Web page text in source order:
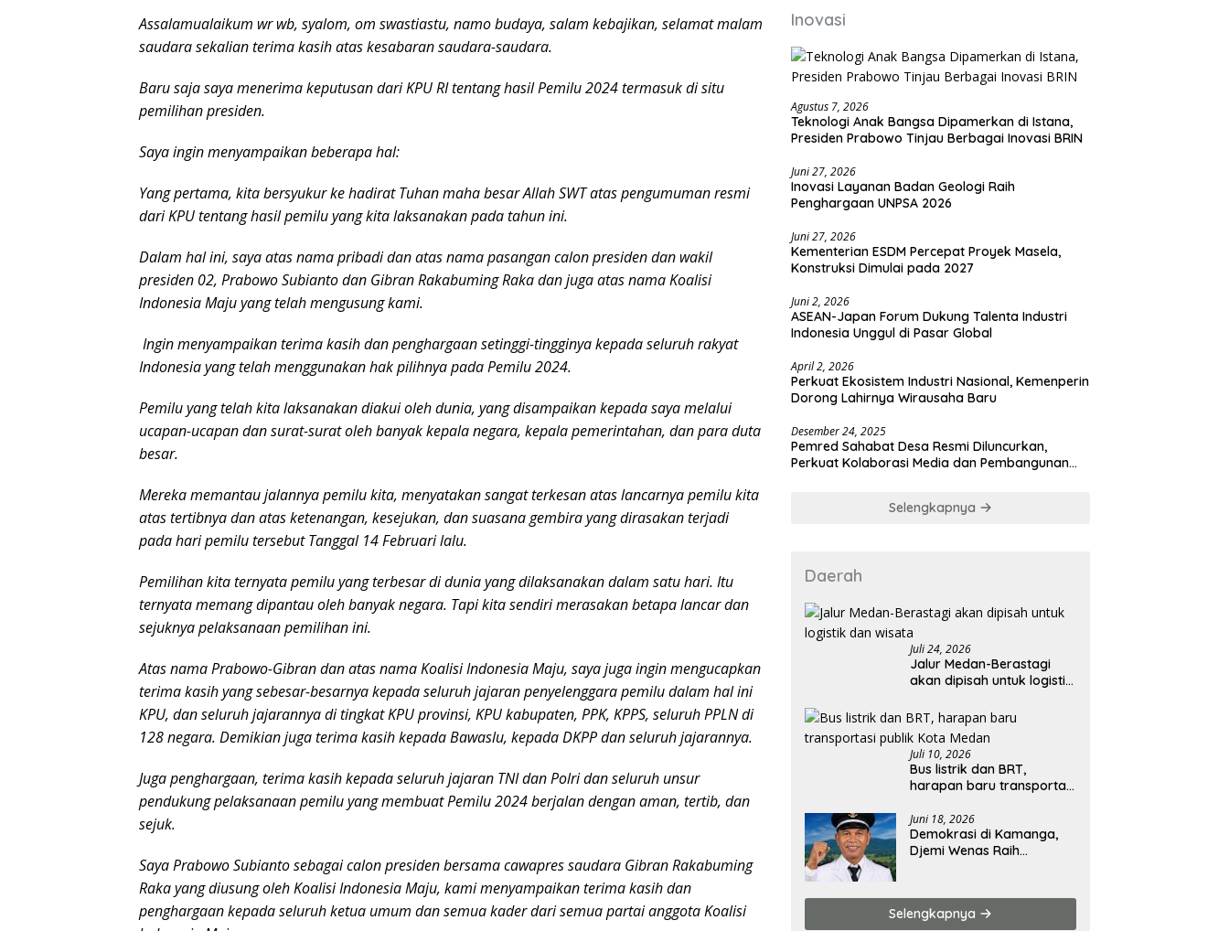
Assalamualaikum wr wb, syalom, om swastiastu, namo budaya, salam kebajikan, selamat malam
saudara sekalian terima kasih atas kesabaran saudara-saudara.
Baru saja saya menerima keputusan dari KPU RI tentang hasil Pemilu 2024 termasuk di situ
pemilihan presiden.
Saya ingin menyampaikan beberapa hal:
Yang pertama, kita bersyukur ke hadirat Tuhan maha besar Allah SWT atas pengumuman resmi
dari KPU tentang hasil pemilu yang kita laksanakan pada tahun ini.
Dalam hal ini, saya atas nama pribadi dan atas nama pasangan calon presiden dan wakil
presiden 02, Prabowo Subianto dan Gibran Rakabuming Raka dan juga atas nama Koalisi
Indonesia Maju yang telah mengusung kami.
Ingin menyampaikan terima kasih dan penghargaan setinggi-tingginya kepada seluruh rakyat
Indonesia yang telah menggunakan hak pilihnya pada Pemilu 2024.
Pemilu yang telah kita laksanakan diakui oleh dunia, yang disampaikan kepada saya melalui
ucapan-ucapan dan surat-surat oleh banyak kepala negara, kepala pemerintahan, dan para duta
besar.
Mereka memantau jalannya pemilu kita, menyatakan sangat terkesan atas lancarnya pemilu kita
atas tertibnya dan atas ketenangan, kesejukan, dan suasana gembira yang dirasakan terjadi
pada hari pemilu tersebut Tanggal 14 Februari lalu.
Pemilihan kita ternyata pemilu yang terbesar di dunia yang dilaksanakan dalam satu hari. Itu
ternyata memang dipantau oleh banyak negara. Tapi kita sendiri merasakan betapa lancar dan
sejuknya pelaksanaan pemilihan ini.
Atas nama Prabowo-Gibran dan atas nama Koalisi Indonesia Maju, saya juga ingin mengucapkan
terima kasih yang sebesar-besarnya kepada seluruh jajaran penyelenggara pemilu dalam hal ini
KPU, dan seluruh jajarannya di tingkat KPU provinsi, KPU kabupaten, PPK, KPPS, seluruh PPLN di
128 negara. Demikian juga terima kasih kepada Bawaslu, kepada DKPP dan seluruh jajarannya.
Juga penghargaan, terima kasih kepada seluruh jajaran TNI dan Polri dan seluruh unsur
pendukung pelaksanaan pemilu yang membuat Pemilu 2024 berjalan dengan aman, tertib, dan
sejuk.
Saya Prabowo Subianto sebagai calon presiden bersama cawapres saudara Gibran Rakabuming
Raka yang diusung oleh Koalisi Indonesia Maju, kami menyampaikan terima kasih dan
penghargaan kepada seluruh ketua umum dan semua kader dari semua partai anggota Koalisi
Inovasi
Agustus 7, 2026
Teknologi Anak Bangsa Dipamerkan di Istana,
Presiden Prabowo Tinjau Berbagai Inovasi BRIN
Juni 27, 2026
Inovasi Layanan Badan Geologi Raih
Penghargaan UNPSA 2026
Juni 27, 2026
Kementerian ESDM Percepat Proyek Masela,
Konstruksi Dimulai pada 2027
Juni 2, 2026
ASEAN-Japan Forum Dukung Talenta Industri
Indonesia Unggul di Pasar Global
April 2, 2026
Perkuat Ekosistem Industri Nasional, Kemenperin
Dorong Lahirnya Wirausaha Baru
Desember 24, 2025
Pemred Sahabat Desa Resmi Diluncurkan,
Perkuat Kolaborasi Media dan Pembangunan
Selengkapnya
Daerah
Juli 24, 2026
Jalur Medan-Berastagi
akan dipisah untuk logistik
Juli 10, 2026
Bus listrik dan BRT,
harapan baru transportasi
Juni 18, 2026
Demokrasi di Kamanga,
Djemi Wenas Raih
Selengkapnya